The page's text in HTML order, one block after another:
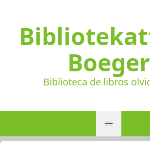
Boeger
Biblioteca de libros